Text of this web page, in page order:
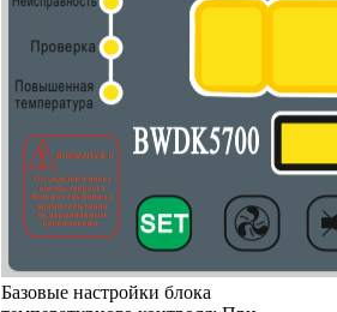
Базовые настройки блока